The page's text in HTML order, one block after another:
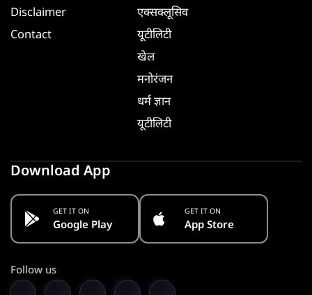
Disclaimer
Contact
एक्सक्लूसिव
यूटीलिटी
खेल
मनोरंजन
धर्म ज्ञान
यूटीलिटी
Download App
GET IT ON
Google Play
GET IT ON
App Store
Follow us